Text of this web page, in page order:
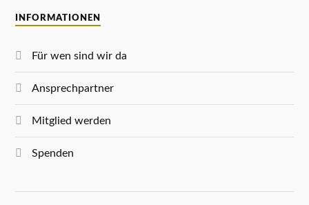
INFORMATIONEN
Für wen sind wir da
Ansprechpartner
Mitglied werden
Spenden